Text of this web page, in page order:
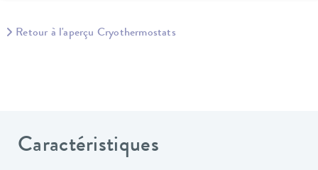
Retour à l'aperçu Cryothermostats
Caractéristiques